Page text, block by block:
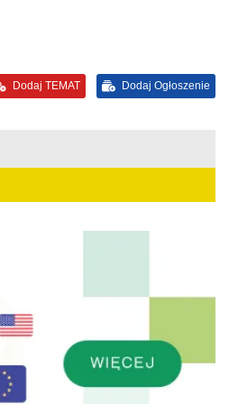
Dodaj TEMAT Dodaj Ogłoszenie